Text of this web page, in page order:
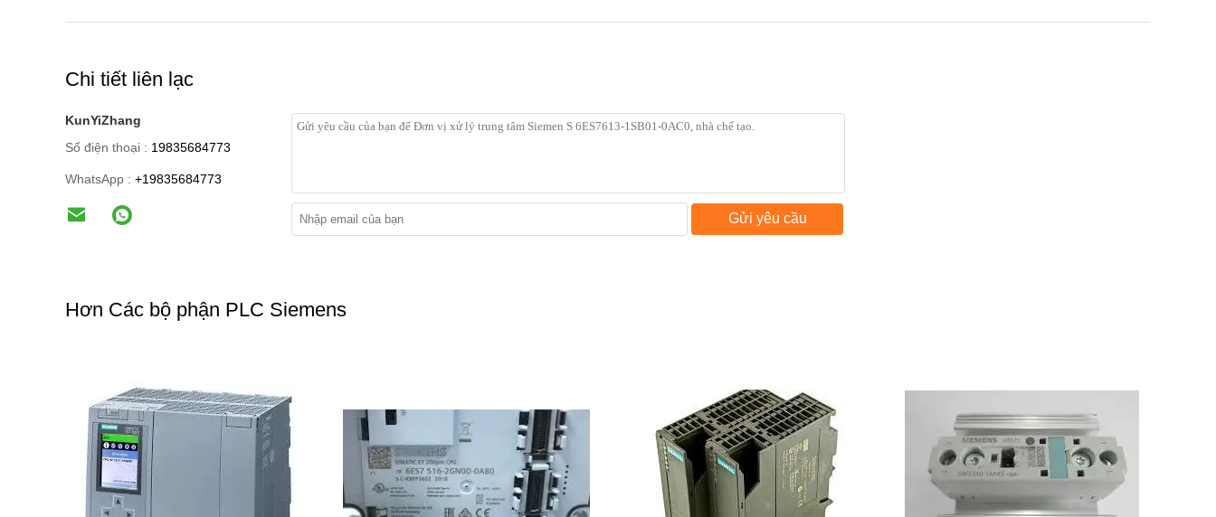
Chi tiết liên lạc
KunYiZhang
Số điện thoại : 19835684773
WhatsApp : +19835684773
Gửi yêu cầu
Hơn Các bộ phận PLC Siemens